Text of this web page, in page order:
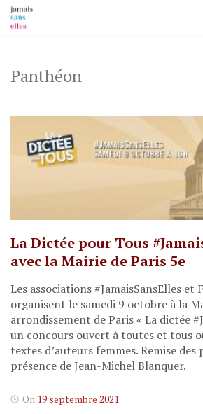
content
Panthéon
La Dictée pour Tous
avec la Mairie de Paris 5e
Les associations #JamaisSansElles et
organisent le samedi 9 octobre à la
arrondissement de Paris « La dictée
un concours ouvert à toutes et tous
textes d’auteurs femmes. Remise
présence de Jean-Michel Blanquer.
On 19 septembre 2021